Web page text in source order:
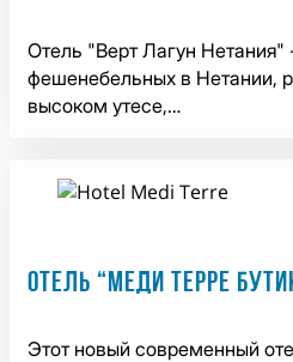
Отель "Верт Лагун
фешенебельных в Нетании,
высоком утесе,…
ОТЕЛЬ “МЕДИ ТЕРРЕ
Этот новый современный